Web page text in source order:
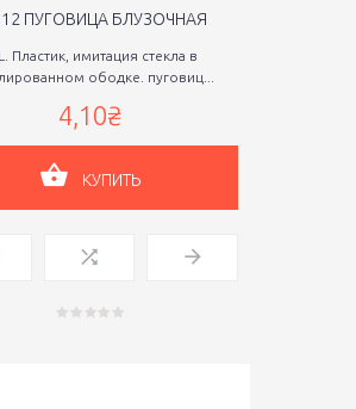
ПУГОВИЦА БЛУЗОЧНАЯ
Пластик, имитация стекла в
ободке. пуговиц...
4,10₴
КУПИТЬ